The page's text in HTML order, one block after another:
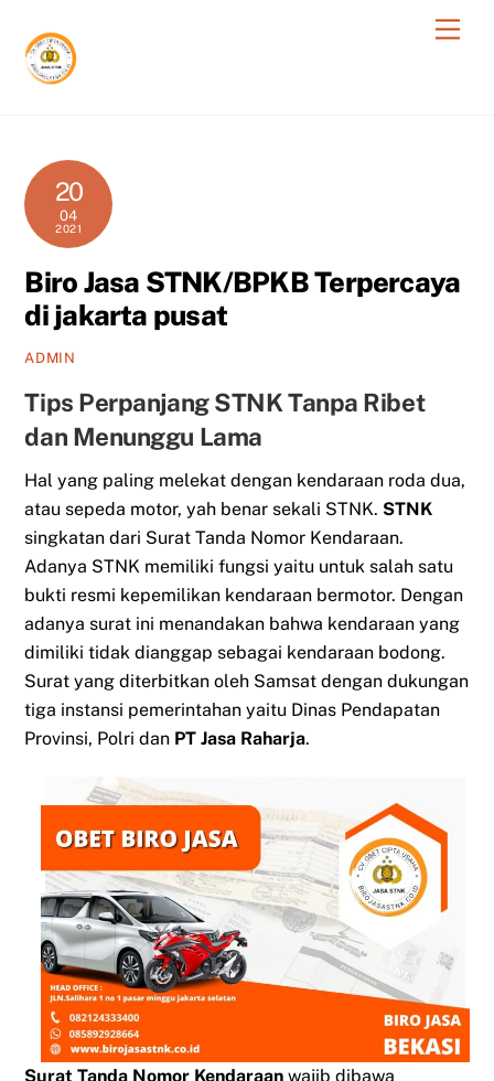
content
20
04
2021
Biro Jasa STNK/BPKB Terpercaya
di jakarta pusat
ADMIN
Tips Perpanjang STNK Tanpa Ribet
dan Menunggu Lama
Hal yang paling melekat dengan kendaraan roda dua,
atau sepeda motor, yah benar sekali STNK. STNK
singkatan dari Surat Tanda Nomor Kendaraan.
Adanya STNK memiliki fungsi yaitu untuk salah satu
bukti resmi kepemilikan kendaraan bermotor. Dengan
adanya surat ini menandakan bahwa kendaraan yang
dimiliki tidak dianggap sebagai kendaraan bodong.
Surat yang diterbitkan oleh Samsat dengan dukungan
tiga instansi pemerintahan yaitu Dinas Pendapatan
Provinsi, Polri dan PT Jasa Raharja.
Surat Tanda Nomor Kendaraan wajib dibawa